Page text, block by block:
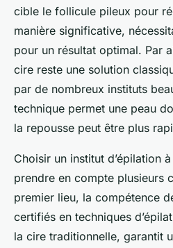
cible le follicule pileux pour
manière significative,
pour un résultat optimal. Par
cire reste une solution
par de nombreux instituts
technique permet une peau
la repousse peut être plus
Choisir un institut d’épilation
prendre en compte plusieurs
premier lieu, la compétence
certifiés en techniques
la cire traditionnelle, garantit